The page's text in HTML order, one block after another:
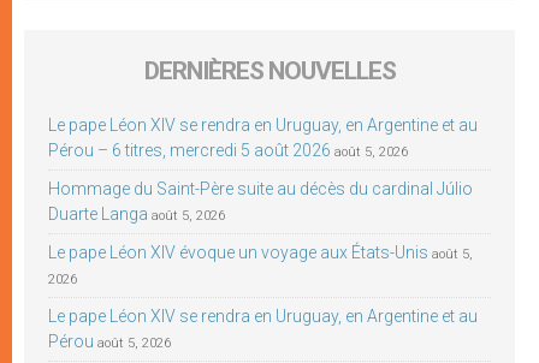
DERNIÈRES NOUVELLES
Le pape Léon XIV se rendra en Uruguay, en Argentine et au
Pérou – 6 titres, mercredi 5 août 2026 août 5, 2026
Hommage du Saint-Père suite au décès du cardinal Júlio
Duarte Langa août 5, 2026
Le pape Léon XIV évoque un voyage aux États-Unis août 5,
2026
Le pape Léon XIV se rendra en Uruguay, en Argentine et au
Pérou août 5, 2026